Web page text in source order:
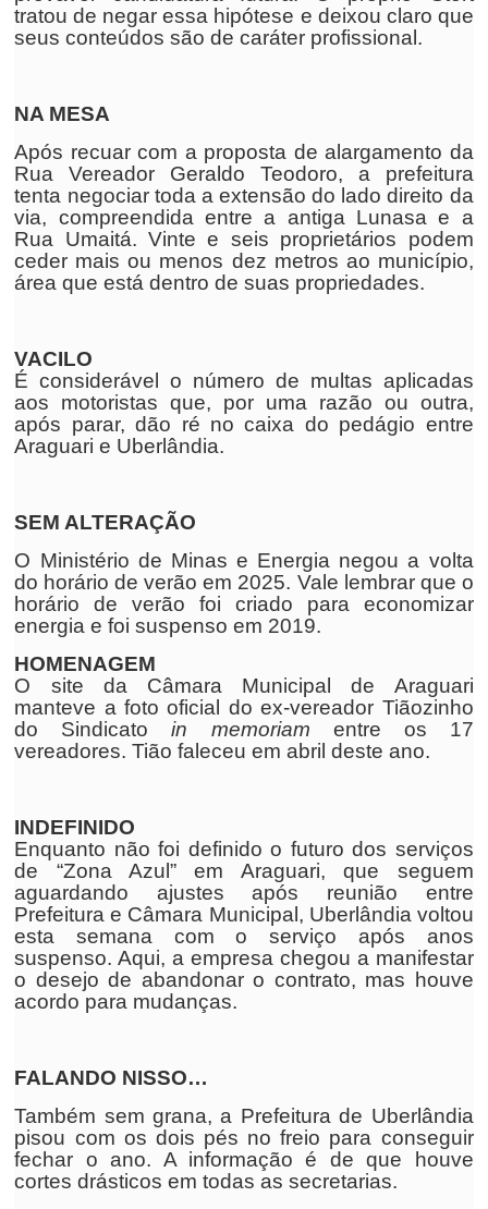
tratou de negar essa hipótese e deixou claro que
seus conteúdos são de caráter profissional.
NA MESA
Após recuar com a proposta de alargamento da
Rua Vereador Geraldo Teodoro, a prefeitura
tenta negociar toda a extensão do lado direito da
via, compreendida entre a antiga Lunasa e a
Rua Umaitá. Vinte e seis proprietários podem
ceder mais ou menos dez metros ao município,
área que está dentro de suas propriedades.
VACILO
É considerável o número de multas aplicadas
aos motoristas que, por uma razão ou outra,
após parar, dão ré no caixa do pedágio entre
Araguari e Uberlândia.
SEM ALTERAÇÃO
O Ministério de Minas e Energia negou a volta
do horário de verão em 2025. Vale lembrar que o
horário de verão foi criado para economizar
energia e foi suspenso em 2019.
HOMENAGEM
O site da Câmara Municipal de Araguari
manteve a foto oficial do ex-vereador Tiãozinho
do Sindicatoin memoriam entre os 17
vereadores. Tião faleceu em abril deste ano.
INDEFINIDO
Enquanto não foi definido o futuro dos serviços
de “Zona Azul” em Araguari, que seguem
aguardando ajustes após reunião entre
Prefeitura e Câmara Municipal, Uberlândia voltou
esta semana com o serviço após anos
suspenso. Aqui, a empresa chegou a manifestar
o desejo de abandonar o contrato, mas houve
acordo para mudanças.
FALANDO NISSO…
Também sem grana, a Prefeitura de Uberlândia
pisou com os dois pés no freio para conseguir
fechar o ano. A informação é de que houve
cortes drásticos em todas as secretarias.